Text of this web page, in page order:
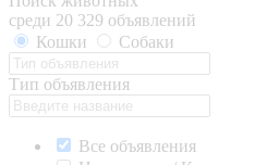
среди 20 329 объявлений
Кошки
Собаки
Тип объявления
Все объявления